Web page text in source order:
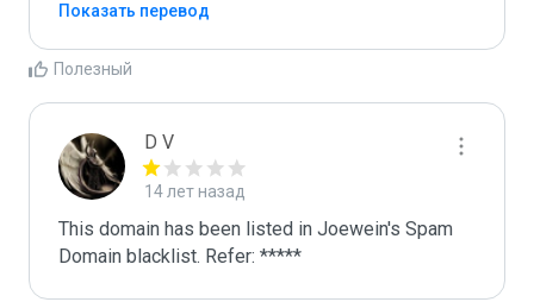
Показать перевод
Полезный
D V
14 лет назад
This domain has been listed in Joewein's Spam
Domain blacklist. Refer: *****